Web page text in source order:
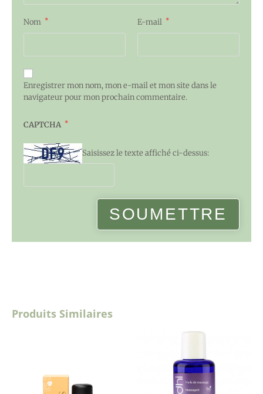
Produits Similaires
Nom * E-mail *
Enregistrer mon nom, mon e-mail et mon site dans le
navigateur pour mon prochain commentaire.
CAPTCHA *
Saisissez le texte affiché ci-dessus: